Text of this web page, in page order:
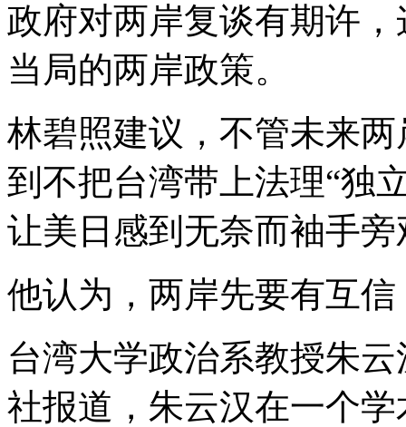
政府对两岸复谈有期许
当局的两岸政策。
林碧照建议，不管未来
到不把台湾带上法理“独
让美日感到无奈而袖手
他认为，两岸先要有互
台湾大学政治系教授朱
社报道，朱云汉在一个